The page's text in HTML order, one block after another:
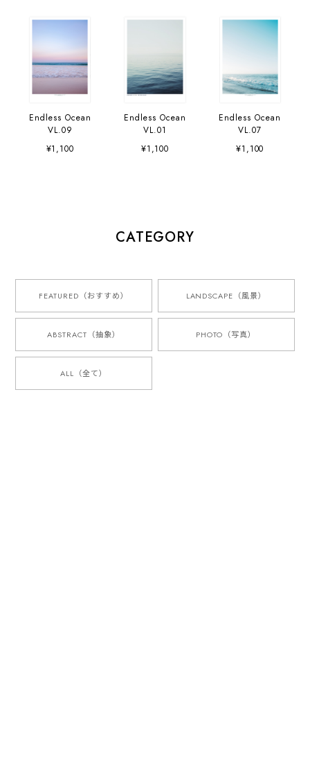
Endless Ocean
VL.09
¥1,100
Endless Ocean
VL.01
¥1,100
Endless Ocean
VL.07
¥1,100
CATEGORY
FEATURED（おすすめ） LANDSCAPE（風景）
ABSTRACT（抽象） PHOTO（写真）
ALL（全て）